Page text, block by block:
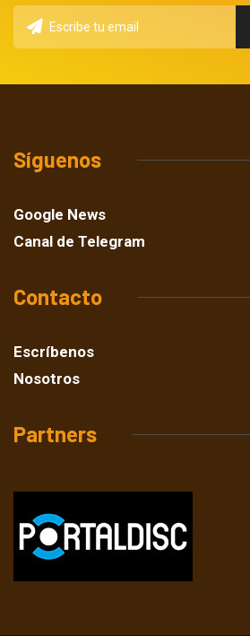
Síguenos
Google News
Canal de Telegram
Contacto
Escríbenos
Nosotros
Partners